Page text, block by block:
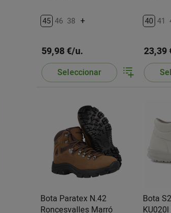
45 46 38 +
59,98 €/u.
Seleccionar
40 41
23,39
Bota Paratex N.42
Roncesvalles Marró
Bota